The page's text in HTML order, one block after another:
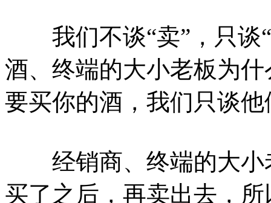
我们不谈“卖”，只谈“
酒、终端的大小老板为
要买你的酒，我们只谈
经销商、终端的大小
买了之后，再卖出去，